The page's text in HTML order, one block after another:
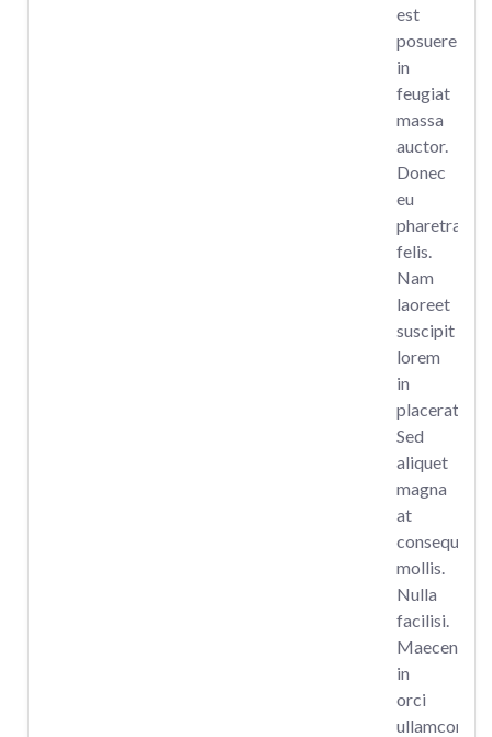
est
posuere,
in
feugiat
massa
auctor.
Donec
eu
pharetra
felis.
Nam
laoreet
suscipit
lorem
in
placerat.
Sed
aliquet
magna
at
consequat
mollis.
Nulla
facilisi.
Maecenas
in
orci
ullamcorper,